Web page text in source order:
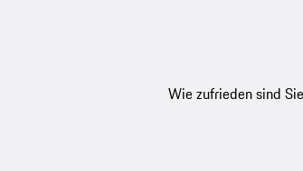
Wie zufrieden sind